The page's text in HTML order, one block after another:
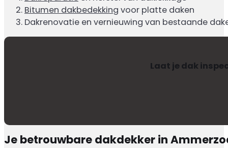
Bitumen dakbedekking voor platte daken
Dakrenovatie en vernieuwing van bestaande
Laat je dak
Je betrouwbare dakdekker in